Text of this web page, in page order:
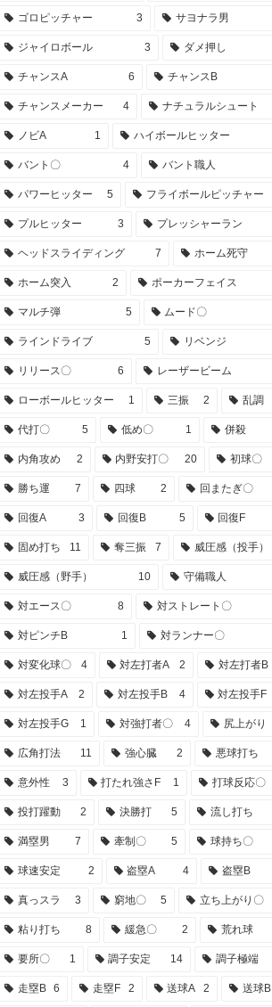
ゴロピッチャー 3 サヨナラ男
ジャイロボール 3 ダメ押し
チャンスA 6 チャンスB
チャンスメーカー 4 ナチュラルシュート
ノビA 1 ハイボールヒッター
バント〇 4 バント職人
パワーヒッター 5 フライボールピッチャー
プルヒッター 3 プレッシャーラン
ヘッドスライディング 7 ホーム死守
ホーム突入 2 ポーカーフェイス
マルチ弾 5 ムード〇
ラインドライブ 5 リベンジ
リリース〇 6 レーザービーム
ローボールヒッター 1 三振 2 乱調
代打〇 5 低め〇 1 併殺
内角攻め 2 内野安打〇 20 初球〇
勝ち運 7 四球 2 回またぎ〇
回復A 3 回復B 5 回復F
固め打ち 11 奪三振 7 威圧感（投手）
威圧感（野手） 10 守備職人
対エース〇 8 対ストレート〇
対ピンチB 1 対ランナー〇
対変化球〇 4 対左打者A 2 対左打者B
対左投手A 2 対左投手B 4 対左投手F
対左投手G 1 対強打者〇 4 尻上がり
広角打法 11 強心臓 2 悪球打ち
意外性 3 打たれ強さF 1 打球反応〇
投打躍動 2 決勝打 5 流し打ち
満塁男 7 牽制〇 5 球持ち〇
球速安定 2 盗塁A 4 盗塁B
真っスラ 3 窮地〇 5 立ち上がり〇
粘り打ち 8 緩急〇 2 荒れ球
要所〇 1 調子安定 14 調子極端
走塁B 6 走塁F 2 送球A 2 送球B